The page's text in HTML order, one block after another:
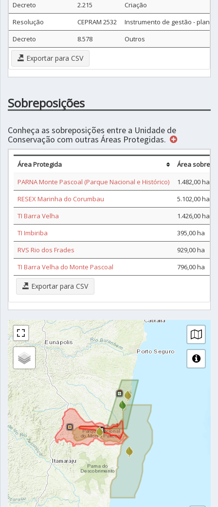
Decreto
2.215
Criação
Resolução
CEPRAM 2532
Instrumento de gestão - plano
Decreto
8.578 Outros
Exportar para CSV
Sobreposições
Conheça as sobreposições entre a Unidade de
Conservação com outras Áreas Protegidas.
Área Protegida
Área
PARNA Monte Pascoal (Parque Nacional e Histórico)
1.482,00 ha
RESEX Marinha do Corumbau
5.102,00 ha
TI Barra Velha
1.426,00 ha
TI Imbiriba
395,00 ha
RVS Rio dos Frades
929,00 ha
TI Barra Velha do Monte Pascoal
796,00 ha
Exportar para CSV